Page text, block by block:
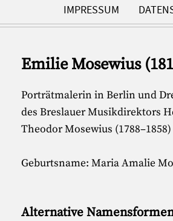
IMPRESSUM
Emilie Mosewius
Porträtmalerin in Berlin und
des Breslauer Musikdirektors
Theodor Mosewius (1788–1858)
Geburtsname: Maria Amalie
Alternative